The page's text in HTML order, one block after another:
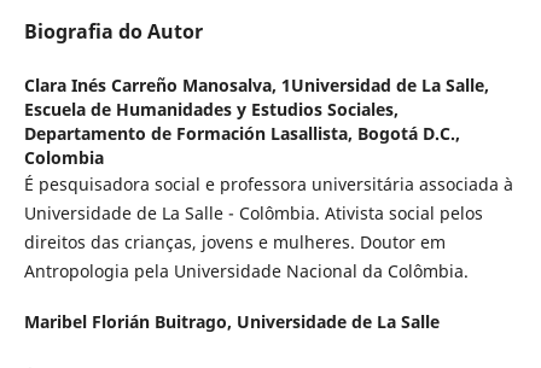
Biografia do Autor
Clara Inés Carreño Manosalva, 1Universidad de La Salle,
Escuela de Humanidades y Estudios Sociales,
Departamento de Formación Lasallista, Bogotá D.C.,
Colombia
É pesquisadora social e professora universitária associada à
Universidade de La Salle - Colômbia. Ativista social pelos
direitos das crianças, jovens e mulheres. Doutor em
Antropologia pela Universidade Nacional da Colômbia.
Maribel Florián Buitrago, Universidade de La Salle